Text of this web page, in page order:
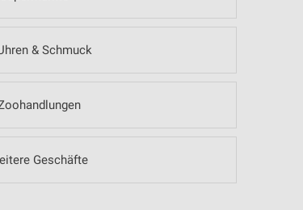
& Schmuck
Geschäfte